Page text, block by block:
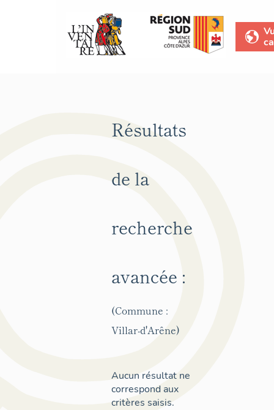
Résultats
de la
recherche
avancée :
(Commune :
Villar-d'Arêne)
Aucun résultat ne
correspond aux
critères saisis.